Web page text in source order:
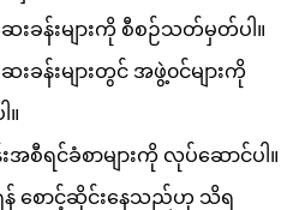
ခနမက စစဉသတမတပ ။
ခနမတင အဖ၀ငမက
။
အစရငခစမက လပဆငပ ။
န စငဆငနသညဟ သရ